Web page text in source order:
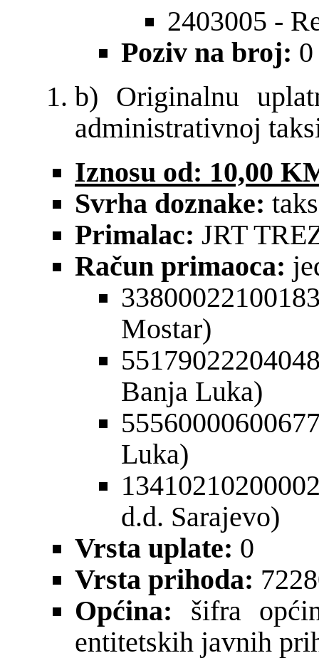
2403005 -
Poziv na broj: 0
b) Originalnu
administrativnoj
Iznosu od: 10,00
Svrha doznake:
Primalac: JRT
Račun primaoca:
Mostar)
Banja Luka)
Luka)
d.d. Sarajevo)
Vrsta uplate: 0
Vrsta prihoda:
Općina: šifra
entitetskih javnih